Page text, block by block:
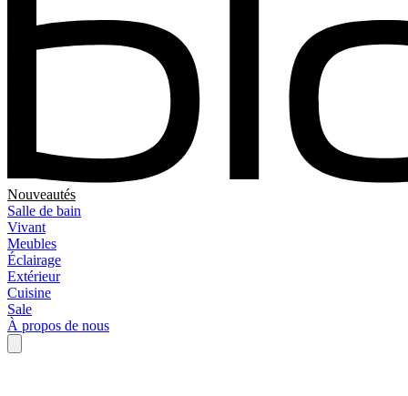
Nouveautés
Salle de bain
Vivant
Meubles
Éclairage
Extérieur
Cuisine
Sale
À propos de nous